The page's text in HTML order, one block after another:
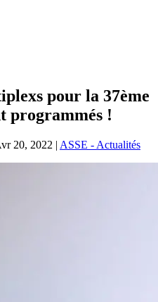
pour la 37ème
programmés !
20, 2022 | ASSE - Actualités